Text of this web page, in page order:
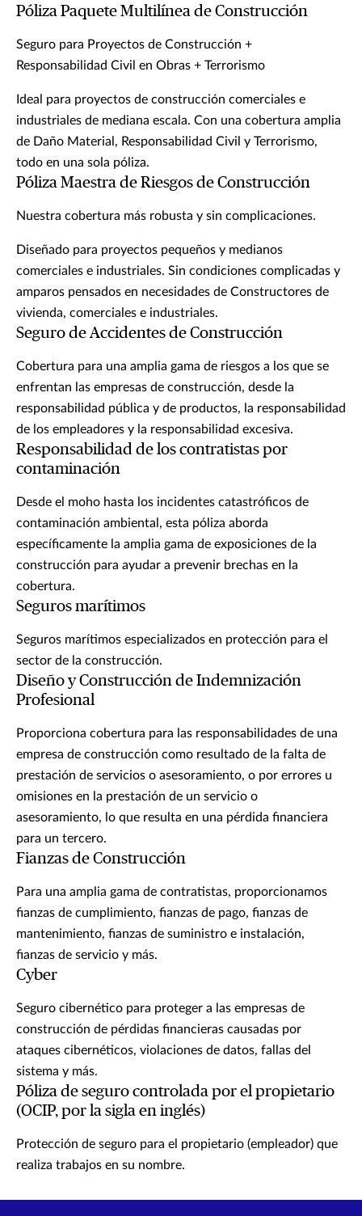
Póliza Paquete Multilínea de Construcción
Seguro para Proyectos de Construcción +
Responsabilidad Civil en Obras + Terrorismo
Ideal para proyectos de construcción comerciales e
industriales de mediana escala. Con una cobertura amplia
de Daño Material, Responsabilidad Civil y Terrorismo,
todo en una sola póliza.
Póliza Maestra de Riesgos de Construcción
Nuestra cobertura más robusta y sin complicaciones.
Diseñado para proyectos pequeños y medianos
comerciales e industriales. Sin condiciones complicadas y
amparos pensados en necesidades de Constructores de
vivienda, comerciales e industriales.
Seguro de Accidentes de Construcción
Cobertura para una amplia gama de riesgos a los que se
enfrentan las empresas de construcción, desde la
responsabilidad pública y de productos, la responsabilidad
de los empleadores y la responsabilidad excesiva.
Responsabilidad de los contratistas por
contaminación
Desde el moho hasta los incidentes catastróficos de
contaminación ambiental, esta póliza aborda
específicamente la amplia gama de exposiciones de la
construcción para ayudar a prevenir brechas en la
cobertura.
Seguros marítimos
Seguros marítimos especializados en protección para el
sector de la construcción.
Diseño y Construcción de Indemnización
Profesional
Proporciona cobertura para las responsabilidades de una
empresa de construcción como resultado de la falta de
prestación de servicios o asesoramiento, o por errores u
omisiones en la prestación de un servicio o
asesoramiento, lo que resulta en una pérdida financiera
para un tercero.
Fianzas de Construcción
Para una amplia gama de contratistas, proporcionamos
fianzas de cumplimiento, fianzas de pago, fianzas de
mantenimiento, fianzas de suministro e instalación,
fianzas de servicio y más.
Cyber
Seguro cibernético para proteger a las empresas de
construcción de pérdidas financieras causadas por
ataques cibernéticos, violaciones de datos, fallas del
sistema y más.
Póliza de seguro controlada por el propietario
(OCIP, por la sigla en inglés)
Protección de seguro para el propietario (empleador) que
realiza trabajos en su nombre.